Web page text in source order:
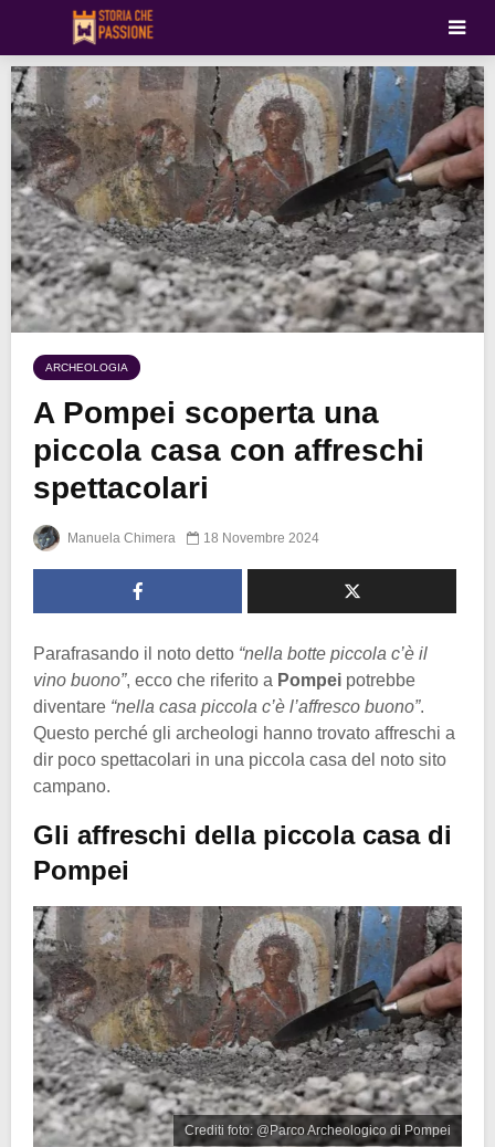
ARCHEOLOGIA
A Pompei scoperta una
piccola casa con affreschi
spettacolari
Manuela Chimera 18 Novembre 2024
Parafrasando il noto detto “nella botte piccola c’è il
vino buono”, ecco che riferito a Pompei potrebbe
diventare “nella casa piccola c’è l’affresco buono”.
Questo perché gli archeologi hanno trovato affreschi a
dir poco spettacolari in una piccola casa del noto sito
campano.
Gli affreschi della piccola casa di
Pompei
Crediti foto: @Parco Archeologico di Pompei